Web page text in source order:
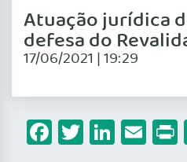
Atuação jurídica
defesa do
17/06/2021 | 19:29
Facebook
Twitter